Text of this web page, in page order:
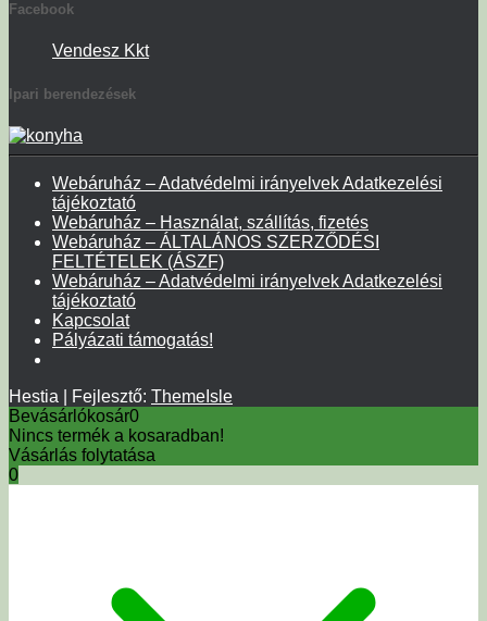
Facebook
Vendesz Kkt
Ipari berendezések
Webáruház – Adatvédelmi irányelvek Adatkezelési
tájékoztató
Webáruház – Használat, szállítás, fizetés
Webáruház – ÁLTALÁNOS SZERZŐDÉSI
FELTÉTELEK (ÁSZF)
Webáruház – Adatvédelmi irányelvek Adatkezelési
tájékoztató
Kapcsolat
Pályázati támogatás!
Hestia | Fejlesztő: ThemeIsle
Bevásárlókosár0
Nincs termék a kosaradban!
Vásárlás folytatása
0